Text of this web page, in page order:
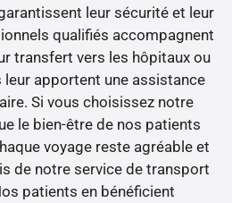
leur sécurité et leur
qualifiés accompagnent
transfert vers les hôpitaux ou
apportent une assistance
Si vous choisissez notre
le bien-être de nos patients
voyage reste agréable et
de notre service de transport
patients en bénéficient